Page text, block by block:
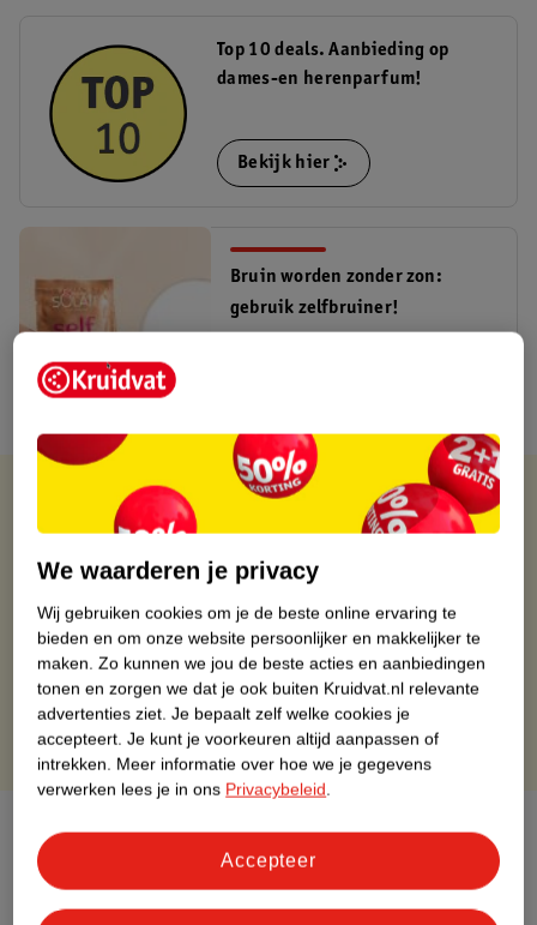
Top 10 deals. Aanbieding op
dames-en herenparfum!
Bekijk hier
Bruin worden zonder zon:
gebruik zelfbruiner!
Kruidvat is altijd voordelig
Op werkdagen voor 22:00 uur besteld, volgende dag in huis
Gratis thuisbezorgd vanaf 50.00
Gratis retourneren binnen 30 dagen
Gratis punten met je Kruidvat kaart
Over dit product
Productinformatie
We waarderen je privacy
Wij gebruiken cookies om je de beste online ervaring te
bieden en om onze website persoonlijker en makkelijker te
maken. Zo kunnen we jou de beste acties en aanbiedingen
tonen en zorgen we dat je ook buiten Kruidvat.nl relevante
advertenties ziet. Je bepaalt zelf welke cookies je
accepteert. Je kunt je voorkeuren altijd aanpassen of
intrekken. Meer informatie over hoe we je gegevens
verwerken lees je in ons Privacybeleid.
Accepteer